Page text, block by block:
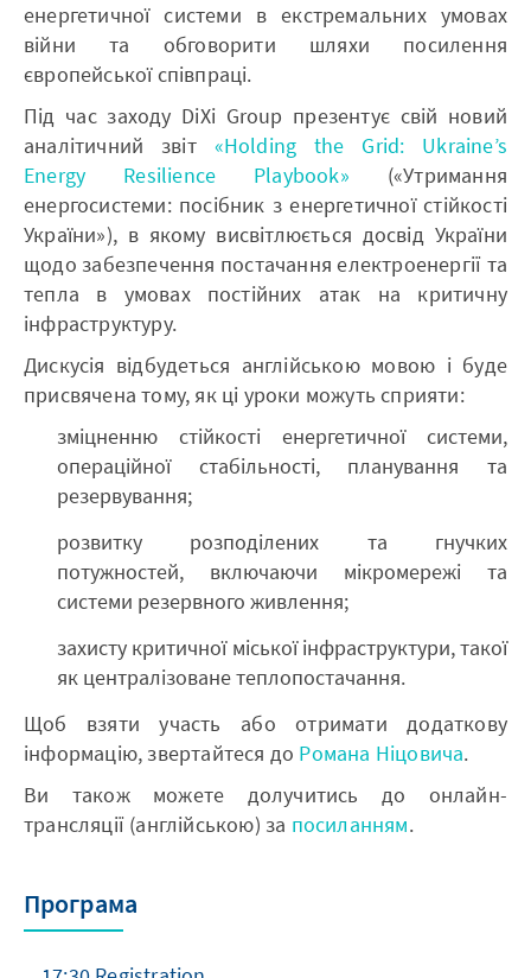
енергетичної системи в екстремальних умовах
війни та обговорити шляхи посилення
європейської співпраці.
Під час заходу DiXi Group презентує свій новий
аналітичний звіт «Holding the Grid: Ukraine’s
Energy Resilience Playbook» («Утримання
енергосистеми: посібник з енергетичної стійкості
України»), в якому висвітлюється досвід України
щодо забезпечення постачання електроенергії та
тепла в умовах постійних атак на критичну
інфраструктуру.
Дискусія відбудеться англійською мовою і буде
присвячена тому, як ці уроки можуть сприяти:
зміцненню стійкості енергетичної системи,
операційної стабільності, планування та
резервування;
розвитку розподілених та гнучких
потужностей, включаючи мікромережі та
системи резервного живлення;
захисту критичної міської інфраструктури, такої
як централізоване теплопостачання.
Щоб взяти участь або отримати додаткову
інформацію, звертайтеся до Романа Ніцовича.
Ви також можете долучитись до онлайн-
трансляції (англійською) за посиланням.
Програма